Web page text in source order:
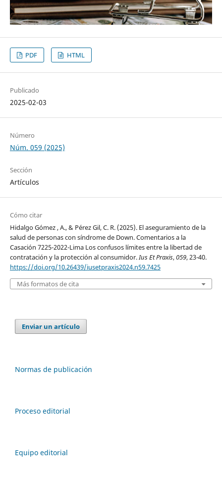
PDF HTML
Publicado
2025-02-03
Número
Núm. 059 (2025)
Sección
Artículos
Cómo citar
Hidalgo Gómez , A., & Pérez Gil, C. R. (2025). El aseguramiento de la
salud de personas con síndrome de Down. Comentarios a la
Casación 7225-2022-Lima Los confusos límites entre la libertad de
contratación y la protección al consumidor.Ius Et Praxis,059, 23-40.
https://doi.org/10.26439/iusetpraxis2024.n59.7425
Más formatos de cita
Enviar un artículo
Normas de publicación
Proceso editorial
Equipo editorial